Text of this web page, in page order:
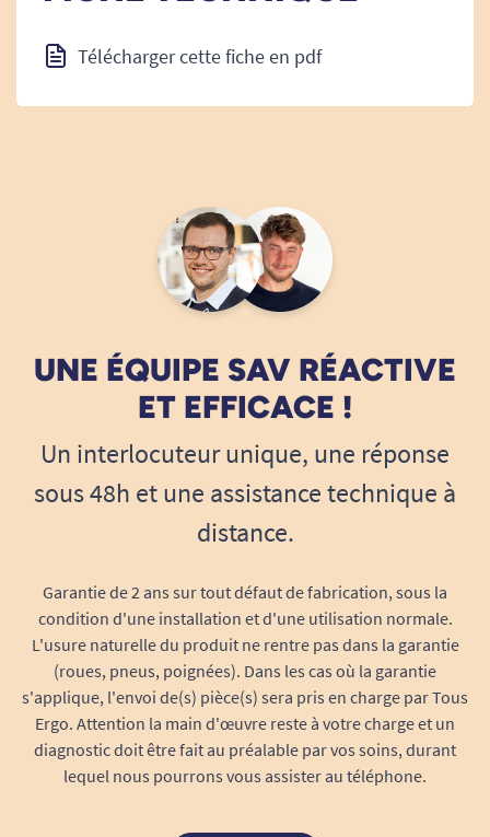
Télécharger cette fiche en pdf
UNE ÉQUIPE SAV RÉACTIVE
ET EFFICACE !
Un interlocuteur unique, une réponse
sous 48h et une assistance technique à
distance.
Garantie de 2 ans sur tout défaut de fabrication, sous la
condition d'une installation et d'une utilisation normale.
L'usure naturelle du produit ne rentre pas dans la garantie
(roues, pneus, poignées). Dans les cas où la garantie
s'applique, l'envoi de(s) pièce(s) sera pris en charge par Tous
Ergo. Attention la main d'œuvre reste à votre charge et un
diagnostic doit être fait au préalable par vos soins, durant
lequel nous pourrons vous assister au téléphone.